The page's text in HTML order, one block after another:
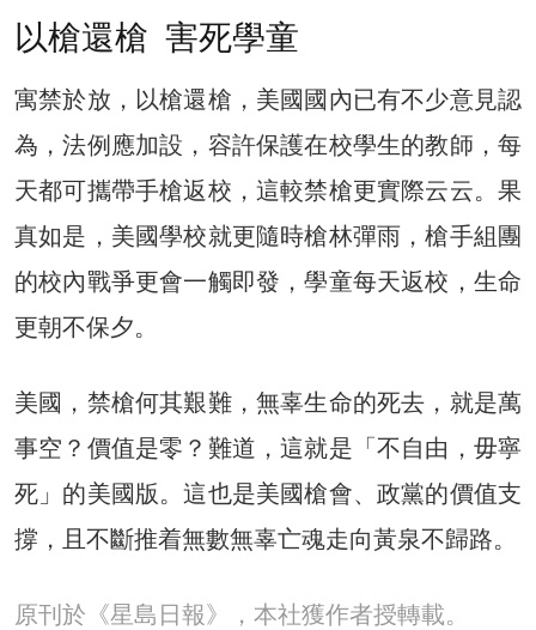
以槍還槍 害死學童
寓禁於放，以槍還槍，美國國內已有不少意見認
為，法例應加設，容許保護在校學生的教師，每
天都可攜帶手槍返校，這較禁槍更實際云云。果
真如是，美國學校就更隨時槍林彈雨，槍手組團
的校內戰爭更會一觸即發，學童每天返校，生命
更朝不保夕。
美國，禁槍何其艱難，無辜生命的死去，就是萬
事空？價值是零？難道，這就是「不自由，毋寧
死」的美國版。這也是美國槍會、政黨的價值支
撐，且不斷推着無數無辜亡魂走向黃泉不歸路。
原刊於《星島日報》，本社獲作者授轉載。